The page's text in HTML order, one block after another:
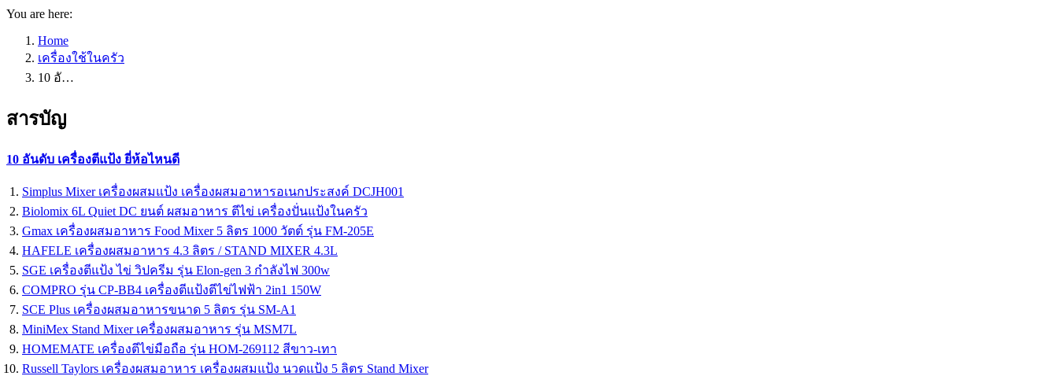
You are here:
Home
เครื่องใช้ในครัว
10 อั…
สารบัญ
10 อันดับ เครื่องตีแป้ง ยี่ห้อไหนดี
Simplus Mixer เครื่องผสมแป้ง เครื่องผสมอาหารอเนกประสงค์ DCJH001
Biolomix 6L Quiet DC ยนต์ ผสมอาหาร ตีไข่ เครื่องปั่นแป้งในครัว
Gmax เครื่องผสมอาหาร Food Mixer 5 ลิตร 1000 วัตต์ รุ่น FM-205E
HAFELE เครื่องผสมอาหาร 4.3 ลิตร / STAND MIXER 4.3L
SGE เครื่องตีแป้ง ไข่ วิปครีม รุ่น Elon-gen 3 กำลังไฟ 300w
COMPRO รุ่น CP-BB4 เครื่องตีแป้งตีไข่ไฟฟ้า 2in1 150W
SCE Plus เครื่องผสมอาหารขนาด 5 ลิตร รุ่น SM-A1
MiniMex Stand Mixer เครื่องผสมอาหาร รุ่น MSM7L
HOMEMATE เครื่องตีไข่มือถือ รุ่น HOM-269112 สีขาว-เทา
Russell Taylors เครื่องผสมอาหาร เครื่องผสมแป้ง นวดแป้ง 5 ลิตร Stand Mixer